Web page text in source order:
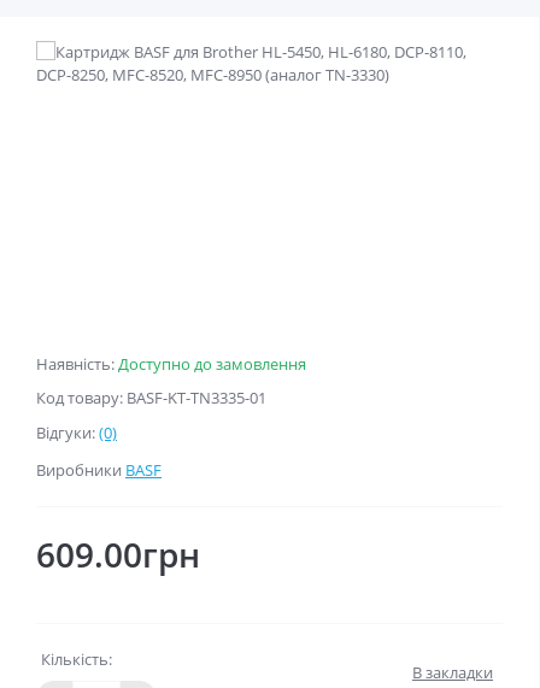
Наявність:Доступно до замовлення
Код товару: BASF-KT-TN3335-01
Відгуки:(0)
Виробники BASF
609.00грн
Кількість:
В закладки